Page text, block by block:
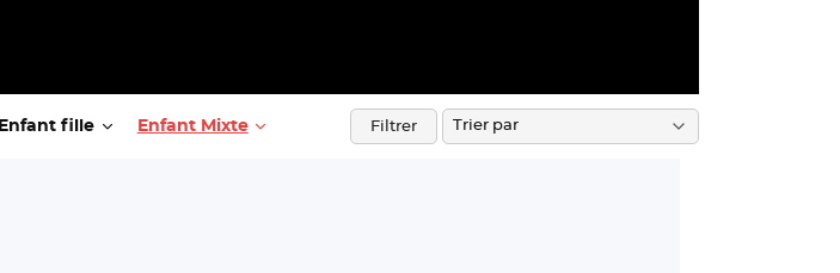
Enfant fille Enfant Mixte Filtrer